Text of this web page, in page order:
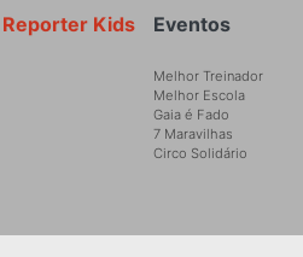
Eventos
Melhor Treinador
Melhor Escola
Gaia é Fado
7 Maravilhas
Circo Solidário
Reporter Kids